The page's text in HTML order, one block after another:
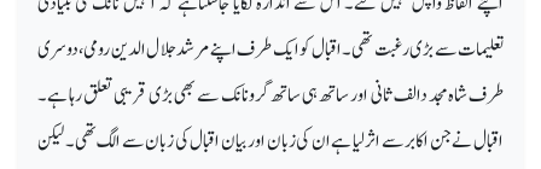
تعلیمات سے بڑی رغبت تھی۔ اقبال کو ایک طرف اپنے مرشد جلا ل الدین رومی، دوسری
طرف شاہ مجد دالف ثانی اور ساتھ ہی ساتھ گرونانک سے بھی بڑی قریبی تعلق رہا ہے۔
اقبال نے جن اکابر سے اثر لیا ہے ان کی زبان او ربیان اقبال کی زبان سے الگ تھی۔ لیکن